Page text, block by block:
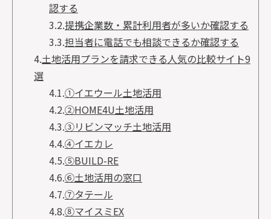
認する
3.2.提携企業数・累計利用者が多いか確認する
3.3.担当者に電話でも相談できるか確認する
4.土地活用プランを請求できる人気の比較サイト9
選
4.1.①イエウール土地活用
4.2.②HOME4U土地活用
4.3.③リビンマッチ土地活用
4.4.④イエカレ
4.5.⑤BUILD-RE
4.6.⑥土地活用の窓口
4.7.⑦タテール
4.8.⑧マイスミEX